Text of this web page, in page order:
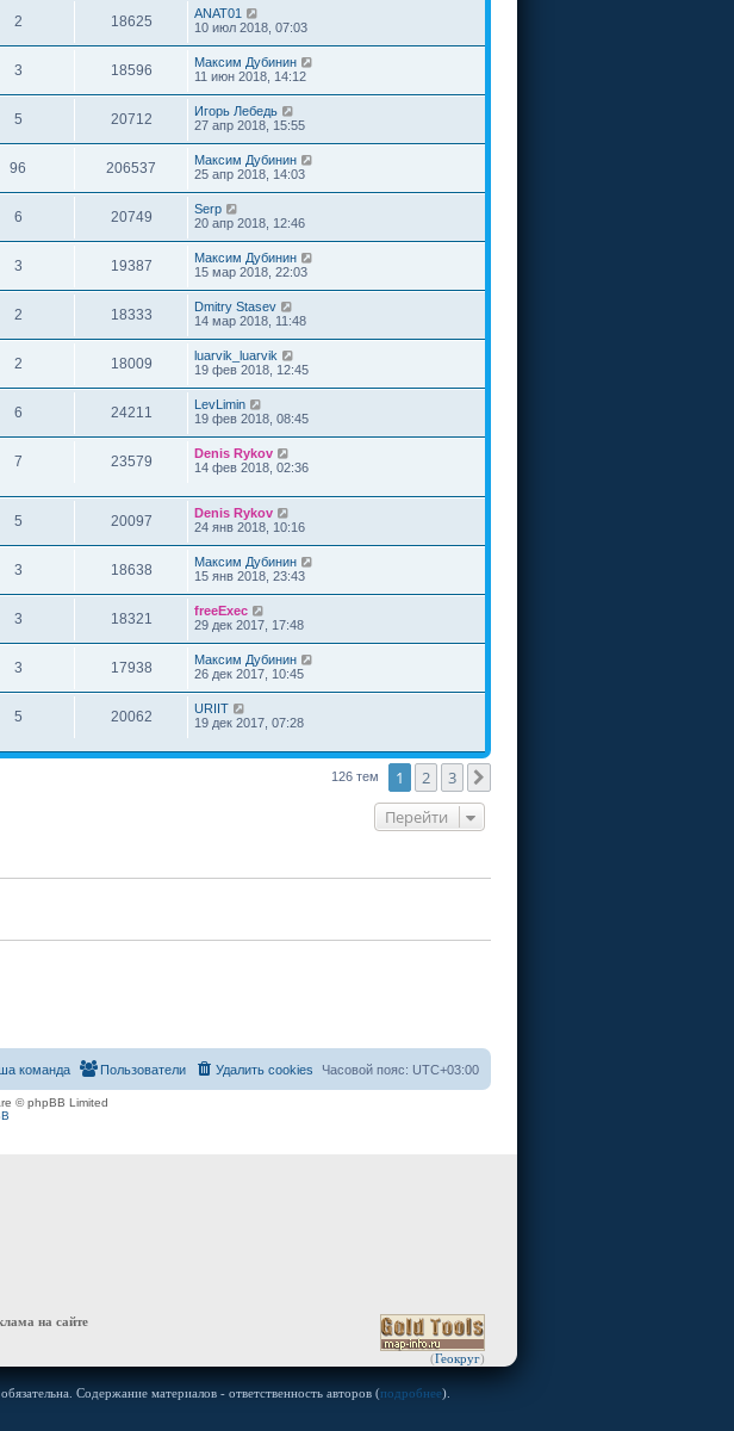
2 18625
ANAT01
10 июл 2018, 07:03
3 18596
Максим Дубинин
11 июн 2018, 14:12
5 20712
Игорь Лебедь
27 апр 2018, 15:55
96 206537
Максим Дубинин
25 апр 2018, 14:03
6 20749
Serp
20 апр 2018, 12:46
3 19387
Максим Дубинин
15 мар 2018, 22:03
2 18333
Dmitry Stasev
14 мар 2018, 11:48
2 18009
luarvik_luarvik
19 фев 2018, 12:45
6 24211
LevLimin
19 фев 2018, 08:45
7 23579
Denis Rykov
14 фев 2018, 02:36
5 20097
Denis Rykov
24 янв 2018, 10:16
3 18638
Максим Дубинин
15 янв 2018, 23:43
3 18321
freeExec
29 дек 2017, 17:48
3 17938
Максим Дубинин
26 дек 2017, 10:45
5 20062
URIIT
19 дек 2017, 07:28
126 тем 1 2 3
Перейти
Часовой пояс: UTC+03:00
Удалить cookies
Пользователи
команда
© phpBB Limited
(Геокруг)
на сайте
Содержание материалов - ответственность авторов (подробнее).